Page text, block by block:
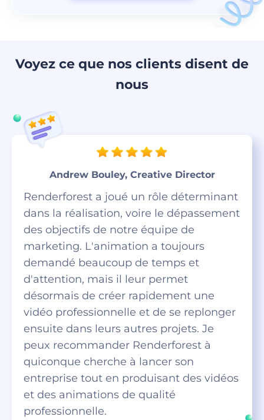
Voyez ce que nos clients disent de
nous
Andrew Bouley, Creative Director
Renderforest a joué un rôle déterminant
dans la réalisation, voire le dépassement
des objectifs de notre équipe de
marketing. L'animation a toujours
demandé beaucoup de temps et
d'attention, mais il leur permet
désormais de créer rapidement une
vidéo professionnelle et de se replonger
ensuite dans leurs autres projets. Je
peux recommander Renderforest à
quiconque cherche à lancer son
entreprise tout en produisant des vidéos
et des animations de qualité
professionnelle.